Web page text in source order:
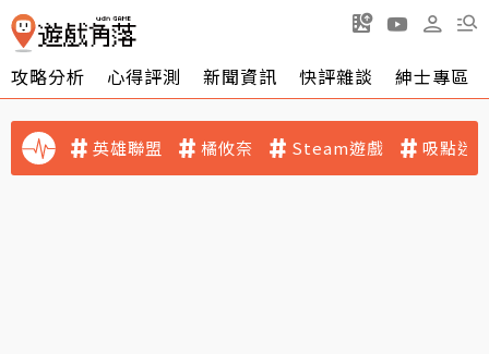
攻略分析 心得評測 新聞資訊 快評雜談 紳士專區
英雄聯盟 橘攸奈 Steam遊戲 吸點迷